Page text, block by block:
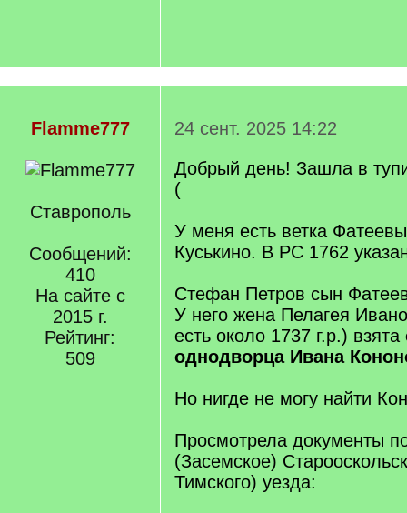
Flamme777
Ставрополь
Сообщений:
410
На сайте с
2015 г.
Рейтинг:
509
24 сент. 2025 14:22
Добрый день! Зашла в
(
У меня есть ветка
Куськино. В РС 1762
Стефан Петров сын
У него жена Пелагея
есть около 1737 г.р.) взята
однодворца Ивана
Но нигде не могу найти
Просмотрела документы
(Засемское)
Тимского) уезда: